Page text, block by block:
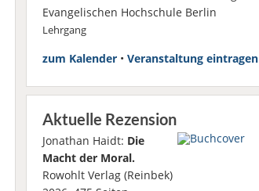
Evangelischen Hochschule Berlin
Lehrgang
zum Kalender• Veranstaltung eintragen
Aktuelle Rezension
Jonathan Haidt: Die
Macht der Moral.
Rowohlt Verlag (Reinbek)